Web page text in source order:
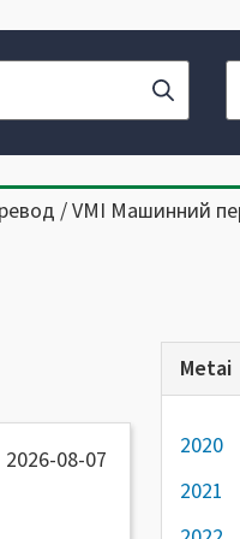
/ VMI Машинний
2026-08-07
Metai
2020
2021